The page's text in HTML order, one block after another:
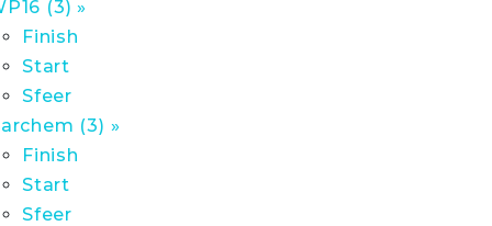
(3) »
Finish
Start
Sfeer
(3) »
Finish
Start
Sfeer